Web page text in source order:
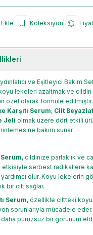
Koleksiyon
ve Eşitleyici Bakım
lekeleri azaltmak ve cildin
özel olarak formüle
Karşıtı Serum, Cilt
Jeli olmak üzere dört etkili
bakım sunar.
, cildinize parlaklık ve
etkisiyle serbest radikallere
olur. Koyu lekelerin
bir cilt sağlar.
Serum, özellikle ciltteki
sorunlarıyla mücadele
pürüzsüz bir görünüm